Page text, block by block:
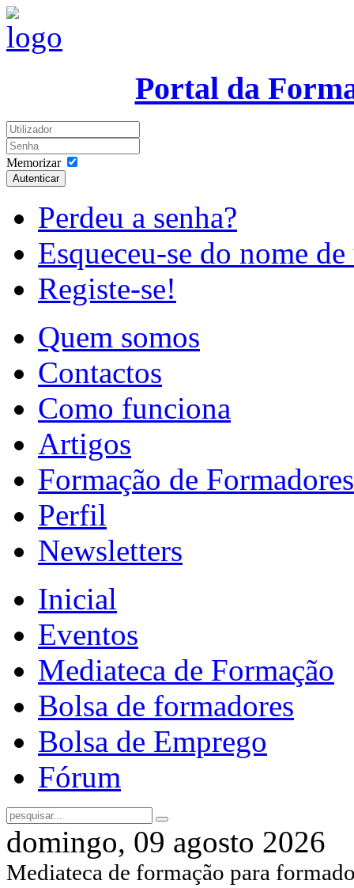
Portal da
Memorizar
Autenticar
Perdeu a senha?
Esqueceu-se do nome
Registe-se!
Quem somos
Contactos
Como funciona
Artigos
Formação de Formadores
Perfil
Newsletters
Inicial
Eventos
Mediateca de Formação
Bolsa de formadores
Bolsa de Emprego
Fórum
domingo, 09 agosto 2026
Mediateca de formação para